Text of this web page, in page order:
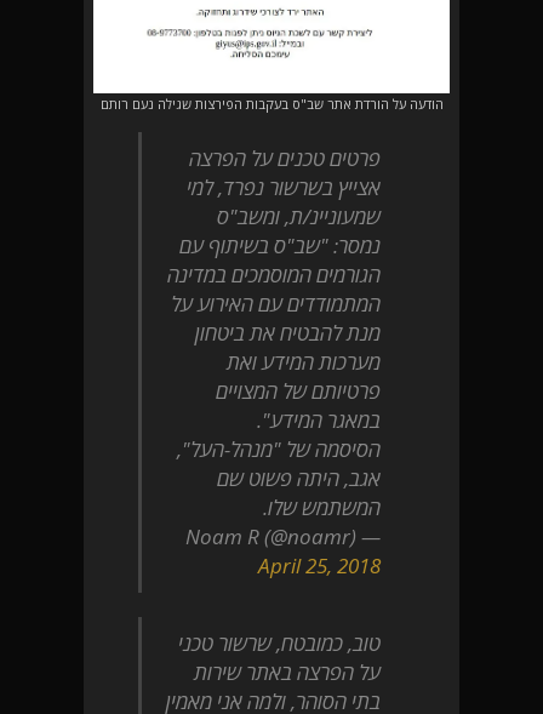
הודעה על הורדת אתר שב"ס בעקבות הפירצות שגילה נעם רותם
פרטים טכנים על הפרצה
אצייץ בשרשור נפרד, למי
שמעוניינ/ת, ומשב"ס
נמסר: "שב"ס בשיתוף עם
הגורמים המוסמכים במדינה
המתמודדים עם האירוע על
מנת להבטיח את ביטחון
מערכות המידע ואת
פרטיותם של המצויים
במאגר המידע".
הסיסמה של "מנהל-העל",
אגב, היתה פשוט שם
המשתמש שלו.
— Noam R (@noamr)
April 25, 2018
טוב, כמובטח, שרשור טכני
על הפרצה באתר שירות
בתי הסוהר, ולמה אני מאמין